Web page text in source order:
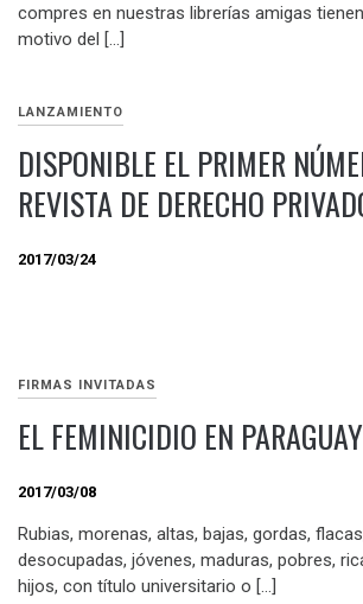
compres en nuestras librerías amigas
motivo del […]
LANZAMIENTO
DISPONIBLE EL PRIMER
REVISTA DE DERECHO
2017/03/24
FIRMAS INVITADAS
EL FEMINICIDIO EN PARAGUAY
2017/03/08
Rubias, morenas, altas, bajas, gordas,
desocupadas, jóvenes, maduras, pobres,
hijos, con título universitario o […]